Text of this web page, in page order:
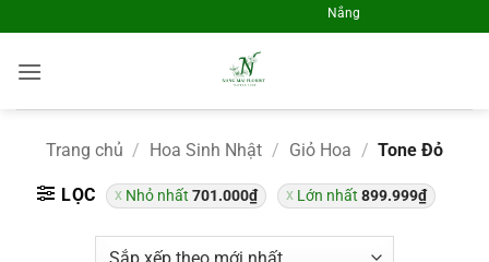
to
content
Nắng Mai Flrosit - Điện Hoa
Trang chủ / Hoa Sinh Nhật / Giỏ Hoa / Tone Đỏ
LỌC Nhỏ nhất701.000₫ Lớn nhất899.999₫